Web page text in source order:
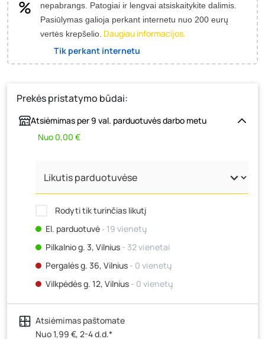
nepabrangs. Patogiai ir lengvai atsiskaitykite dalimis.
Pasiūlymas galioja perkant internetu nuo 200 eurų
vertės krepšelio. Daugiau informacijos.
Tik perkant internetu
Prekės pristatymo būdai:
Atsiėmimas per 9 val. parduotuvės darbo metu
Nuo 0,00 €
Rodyti tik turinčias likutį
El. parduotuvė‐ 19 vienetų
Pilkalnio g. 3, Vilnius - 32 vienetai
Pergalės g. 36, Vilnius - 0 vienetų
Vilkpėdės g. 12, Vilnius - 0 vienetų
Ateities g. 15, Vilnius- 0 vienetų
Kauno r., Narsiečių k., Vytauto g. 183, Kaunas
vienetų
Atsiėmimas paštomate
Nuo 1,99 €, 2-4 d.d.*